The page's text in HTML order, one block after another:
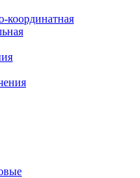
координатная